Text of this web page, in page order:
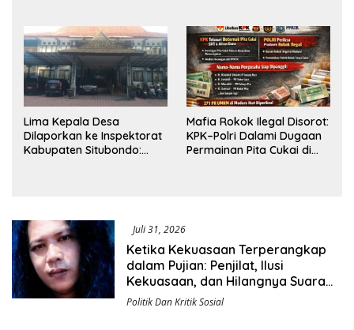
Lima Kepala Desa
Dilaporkan ke Inspektorat
Kabupaten Situbondo:
Mafia Rokok Ilegal Disorot:
KPK–Polri Dalami Dugaan
Permainan Pita Cukai di
Juli 31, 2026
Ketika Kekuasaan Terperangkap
dalam Pujian: Penjilat, Ilusi
Kekuasaan, dan Hilangnya Suara
Kebenaran
Politik Dan Kritik Sosial